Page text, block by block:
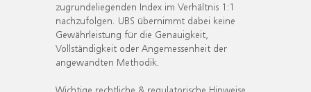
zugrundeliegenden Index im Verhältnis 1:1
nachzufolgen. UBS übernimmt dabei keine
Gewährleistung für die Genauigkeit,
Vollständigkeit oder Angemessenheit der
angewandten Methodik.